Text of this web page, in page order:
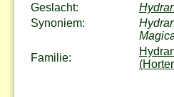
Geslacht:
Synoniem:
Familie: